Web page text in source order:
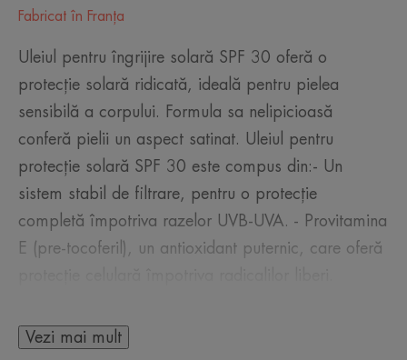
Fabricat în Franţa
Uleiul pentru îngrijire solară SPF 30 oferă o
protecție solară ridicată, ideală pentru pielea
sensibilă a corpului. Formula sa nelipicioasă
conferă pielii un aspect satinat. Uleiul pentru
protecție solară SPF 30 este compus din:- Un
sistem stabil de filtrare, pentru o protecție
completă împotriva razelor UVB-UVA. - Provitamina
E (pre-tocoferil), un antioxidant puternic, care oferă
Vezi mai mult